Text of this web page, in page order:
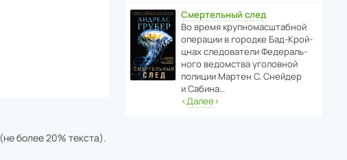
(не более 20% текста).
Смертельный след
Во время круп­но­мас­ш­та­бной
операции в городке Бад‑Крой­
цнах следо­ва­тели Феде­раль­
ного ведомства уголо­вной
полиции Мартен С. Снейдер
и Сабина…
‹Далее›